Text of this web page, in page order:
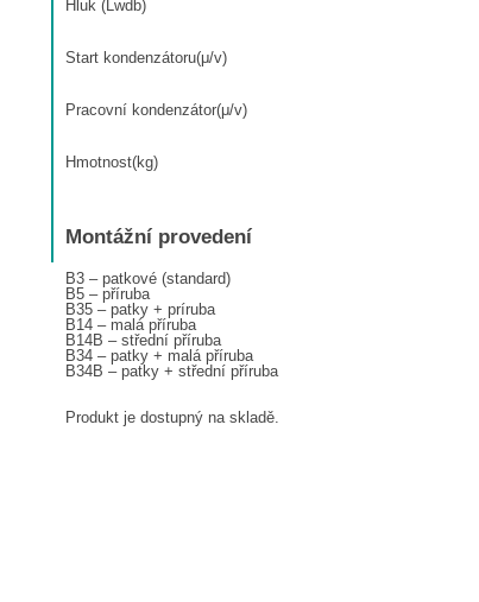
Hluk (Lwdb)
Start kondenzátoru(μ/v)
Pracovní kondenzátor(μ/v)
Hmotnost(kg)
Montážní provedení
B3 – patkové (standard)
B5 – příruba
B35 – patky + príruba
B14 – malá příruba
B14B – střední příruba
B34 – patky + malá příruba
B34B – patky + střední příruba
Produkt je dostupný na skladě.